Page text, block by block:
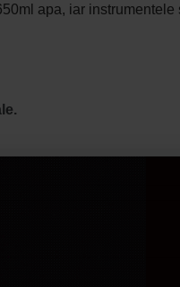
apa, iar